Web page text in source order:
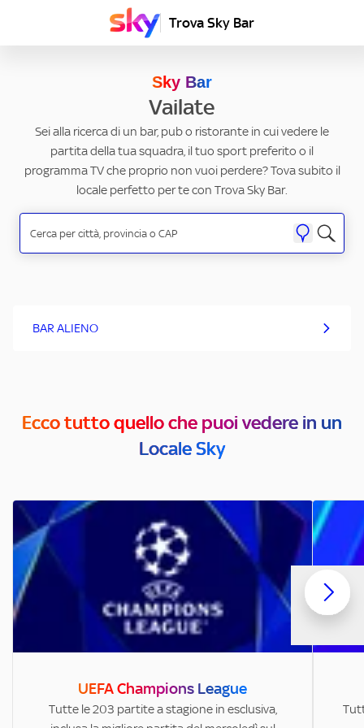
Trova Sky Bar
Sky Bar
Vailate
Sei alla ricerca di un bar, pub o ristorante in cui vedere le
partita della tua squadra, il tuo sport preferito o il
programma TV che proprio non vuoi perdere? Tova subito il
locale perfetto per te con Trova Sky Bar.
BAR ALIENO
Ecco tutto quello che puoi vedere in un
Locale Sky
UEFA Champions League
Tutte le 203 partite a stagione in esclusiva,